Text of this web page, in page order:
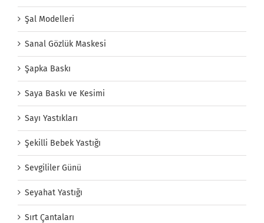
Şal Modelleri
Sanal Gözlük Maskesi
Şapka Baskı
Saya Baskı ve Kesimi
Sayı Yastıkları
Şekilli Bebek Yastığı
Sevgililer Günü
Seyahat Yastığı
Sırt Çantaları